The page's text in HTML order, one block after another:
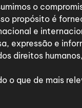
o
propósito é
e
expressão e
direitos
o que de mais